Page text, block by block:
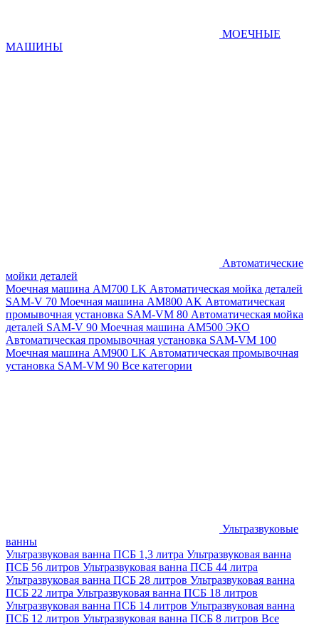
МОЕЧНЫЕ
МАШИНЫ
Автоматические
мойки деталей
Моечная машина AM700 LK Автоматическая мойка деталей
SAM-V 70 Моечная машина АМ800 AK Автоматическая
промывочная установка SAM-VM 80 Автоматическая мойка
деталей SAM-V 90 Моечная машина АМ500 ЭКО
Автоматическая промывочная установка SAM-VM 100
Моечная машина AM900 LK Автоматическая промывочная
установка SAM-VM 90 Все категории
Ультразвуковые
ванны
Ультразвуковая ванна ПСБ 1,3 литра Ультразвуковая ванна
ПСБ 56 литров Ультразвуковая ванна ПСБ 44 литра
Ультразвуковая ванна ПСБ 28 литров Ультразвуковая ванна
ПСБ 22 литра Ультразвуковая ванна ПСБ 18 литров
Ультразвуковая ванна ПСБ 14 литров Ультразвуковая ванна
ПСБ 12 литров Ультразвуковая ванна ПСБ 8 литров Все